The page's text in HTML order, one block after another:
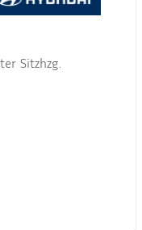
Sitzhzg.